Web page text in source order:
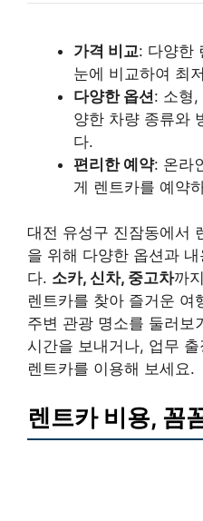
가격 비교: 다양한
눈에 비교하여 최
다양한 옵션: 소형,
양한 차량 종류와
다.
편리한 예약: 온라
게 렌트카를 예약
대전 유성구 진잠동에서
을 위해 다양한 옵션과
다. 소카, 신차, 중고차까
렌트카를 찾아 즐거운 여
주변 관광 명소를 둘러보
시간을 보내거나, 업무
렌트카를 이용해 보세요.
렌트카 비용, 꼼